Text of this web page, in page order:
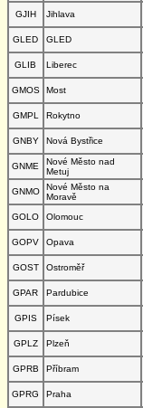
GJIH
Jihlava
GLED
GLED
GLIB
Liberec
GMOS
Most
GMPL
Rokytno
GNBY
Nová Bystřice
GNME
Nové Město nad
Metuj
GNMO
Nové Město na
Moravě
GOLO
Olomouc
GOPV
Opava
GOST
Ostroměř
GPAR
Pardubice
GPIS
Písek
GPLZ
Plzeň
GPRB
Příbram
GPRG
Praha